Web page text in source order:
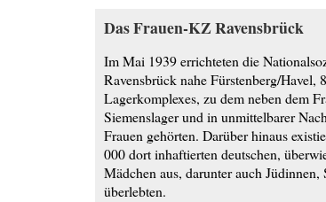
Das Frauen-KZ Ravensbrück
Im Mai 1939 errichteten die
Ravensbrück nahe Fürstenberg/
Lagerkomplexes, zu dem neben dem
Siemenslager und in unmittelbarer
Frauen gehörten. Darüber hinaus
000 dort inhaftierten deutschen,
Mädchen aus, darunter auch
überlebten.